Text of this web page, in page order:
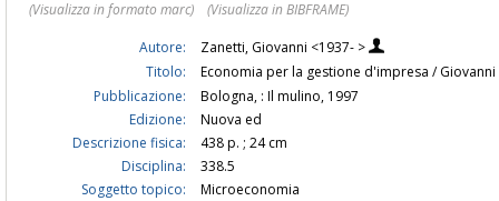
(Visualizza in formato marc)
(Visualizza in BIBFRAME)
Autore:
Zanetti, Giovanni <1937- >
Titolo:
Economia per la gestione d'impresa /
Pubblicazione:
Bologna, : Il mulino, 1997
Edizione:
Nuova ed
Descrizione fisica:
438 p. ; 24 cm
Disciplina:
338.5
Soggetto topico:
Microeconomia